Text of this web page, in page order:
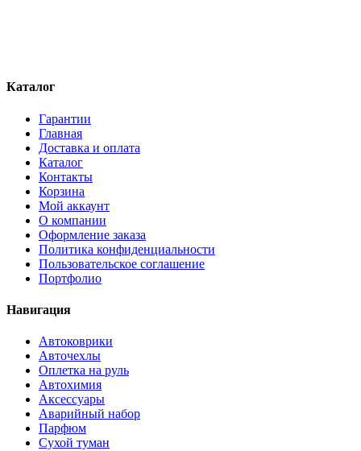
Каталог
Гарантии
Главная
Доставка и оплата
Каталог
Контакты
Корзина
Мой аккаунт
О компании
Оформление заказа
Политика конфиденциальности
Пользовательское соглашение
Портфолио
Навигация
Автоковрики
Авточехлы
Оплетка на руль
Автохимия
Аксессуары
Аварийный набор
Парфюм
Сухой туман